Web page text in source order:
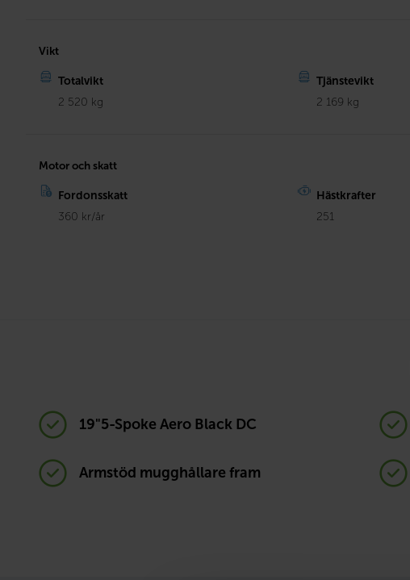
Vikt
Totalvikt
2 520 kg
Tjänstevikt
2 169 kg
Motor och skatt
Fordonsskatt
360 kr/år
Hästkrafter
251
19"5-Spoke Aero Black DC
Armstöd mugghållare fram